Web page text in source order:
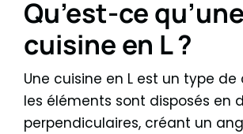
Qu’est-ce qu’une
cuisine en L ?
Une cuisine en L est un type de
les éléments sont disposés en
perpendiculaires, créant un